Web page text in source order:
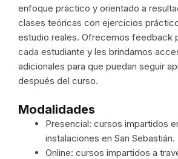
enfoque práctico y orientado a
clases teóricas con ejercicios
estudio reales. Ofrecemos feedback
cada estudiante y les brindamos
adicionales para que puedan seguir
después del curso.
Modalidades
Presencial: cursos impartidos
instalaciones en San Sebastián.
Online: cursos impartidos a